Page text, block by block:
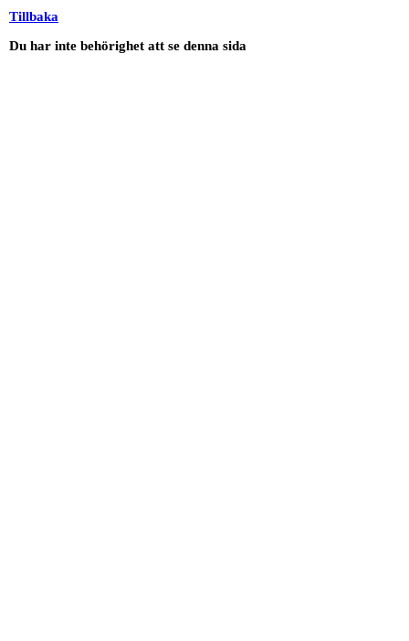
Tillbaka
Du har inte behörighet att se denna sida